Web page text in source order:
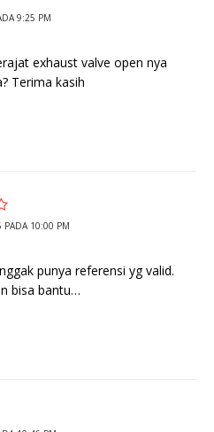
9:25 PM
exhaust valve open nya
Terima kasih
PADA 10:00 PM
punya referensi yg valid.
bisa bantu…